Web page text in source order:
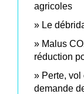
agricoles
Le
Malus
réduction
Perte,
demande